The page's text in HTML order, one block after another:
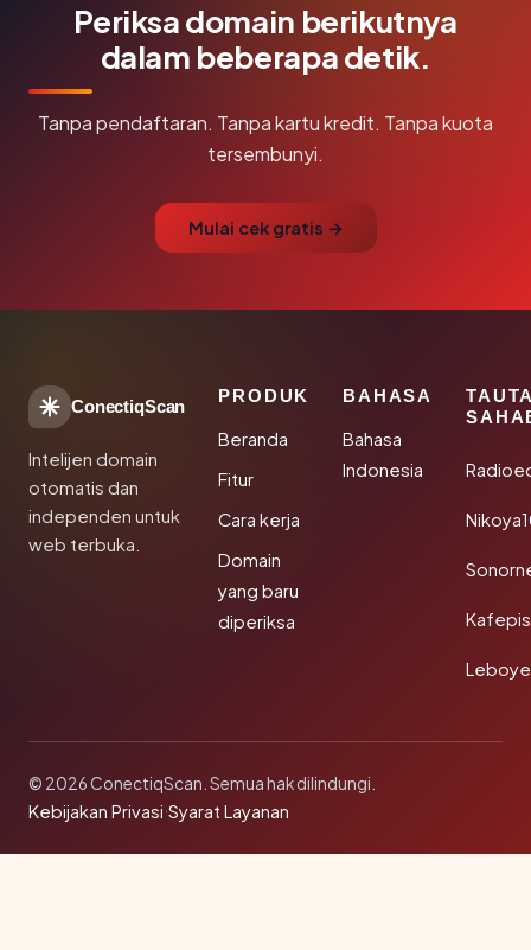
Periksa domain berikutnya
dalam beberapa detik.
Tanpa pendaftaran. Tanpa kartu kredit. Tanpa kuota
tersembunyi.
Mulai cek gratis →
ConectiqScan
Intelijen domain
otomatis dan
independen untuk
web terbuka.
PRODUK
Beranda
Fitur
Cara kerja
Domain
yang baru
diperiksa
BAHASA
Bahasa
Indonesia
© 2026 ConectiqScan. Semua hak dilindungi.
Kebijakan Privasi·Syarat Layanan